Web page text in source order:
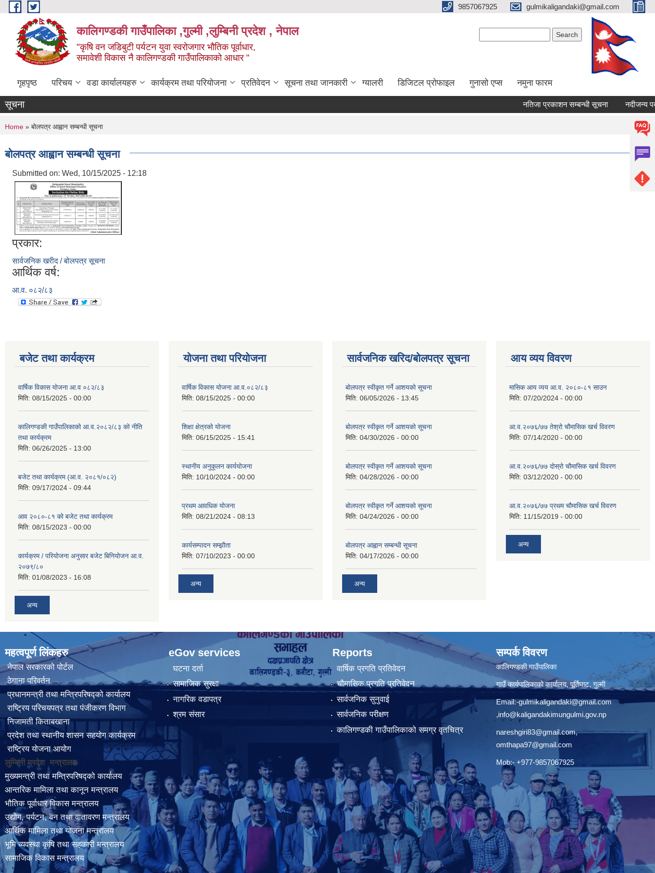
Skip to main content 9857067925 gulmikaligandaki@gmail.com
कालिगण्डकी गाउँपालिका ,गुल्मी ,लुम्बिनी प्रदेश , नेपाल
"कृषि वन जडिबुटी पर्यटन युवा स्वरोजगार भौतिक पूर्वाधार,
समावेशी विकास नै कालिगण्डकी गाउँपालिकाको आधार "
गृहपृष्ठ परिचय वडा कार्यालयहरु कार्यक्रम तथा परियोजना प्रतिवेदन सूचना तथा जानकारी ग्यालरी डिजिटल प्रोफाइल गुनासो एप्स नमुना फारम
सूचना नतिजा प्रकाशन सम्बन्धी सूचना नदीजन्य
You are here
Home » बोलपत्र आह्वान सम्बन्धी सूचना
बोलपत्र आह्वान सम्बन्धी सूचना
Submitted on: Wed, 10/15/2025 - 12:18
प्रकार:
सार्वजनिक खरीद / बोलपत्र सूचना
आर्थिक वर्ष:
आ.व. ०८२/८३
बजेट तथा कार्यक्रम
वार्षिक विकास योजना आ.व ०८२/८३
मिति: 08/15/2025 - 00:00
कालिगण्डकी गाउँपालिकाको आ.व.२०८२/८३ को नीति
तथा कार्यक्रम
मिति: 06/26/2025 - 13:00
बजेट तथा कार्यक्रम (आ.व. २०८१/०८२)
मिति: 09/17/2024 - 09:44
आव २०८०-८१ को बजेट तथा कार्यक्रम
मिति: 08/15/2023 - 00:00
कार्यक्रम / परियोजना अनुसार बजेट बिनियोजन आ.व.
२०७९/८०
मिति: 01/08/2023 - 16:08
अन्य
योजना तथा परियोजना
वार्षिक विकास योजना आ.व.०८२/८३
मिति: 08/15/2025 - 00:00
शिक्षा क्षेत्रको योजना
मिति: 06/15/2025 - 15:41
स्थानीय अनुकूलन कार्ययोजना
मिति: 10/10/2024 - 00:00
प्रथम आवधिक योजना
मिति: 08/21/2024 - 08:13
कार्यसम्पादन सम्झौता
मिति: 07/10/2023 - 00:00
अन्य
सार्वजनिक खरिद/बोलपत्र सूचना
बोलपत्र स्वीकृत गर्ने आशयको सूचना
मिति: 06/05/2026 - 13:45
बोलपत्र स्वीकृत गर्ने आशयको सूचना
मिति: 04/30/2026 - 00:00
बोलपत्र स्वीकृत गर्ने आशयको सूचना
मिति: 04/28/2026 - 00:00
बोलपत्र स्वीकृत गर्ने आशयको सूचना
मिति: 04/24/2026 - 00:00
बोलपत्र आह्वान सम्बन्धी सूचना
मिति: 04/17/2026 - 00:00
अन्य
आय व्यय विवरण
मासिक आय व्यय आ.व. २०८०-८१ साउन
मिति: 07/20/2024 - 00:00
आ.व.२०७६/७७ तेश्रो चौमासिक खर्च विवरण
मिति: 07/14/2020 - 00:00
आ.व.२०७६/७७ दोस्रो चौमासिक खर्च विवरण
मिति: 03/12/2020 - 00:00
आ.व.२०७६/७७ प्रथम चौमासिक खर्च विवरण
मिति: 11/15/2019 - 00:00
अन्य
महत्वपूर्ण लिंकहरु
नेपाल सरकारको पोर्टल
ठेगाना परिवर्तन
प्रधानमन्त्री तथा मन्त्रिपरिषद्को कार्यालय
राष्ट्रिय परिचयपत्र तथा पंजीकरण विभाग
निजामती किताबखाना
प्रदेश तथा स्थानीय शासन सहयोग कार्यक्रम
राष्ट्रिय योजना आयोग
लुम्बिनी प्रदेश मन्त्रालय
मुख्यमन्त्री तथा मन्त्रिपरिषद्को कार्यालय
आन्तरिक मामिला तथा कानून मन्त्रालय
भौतिक पूर्वाधार विकास मन्त्रालय
उद्योग, पर्यटन, वन तथा वातावरण मन्त्रालय
आर्थिक मामिला तथा योजना मन्त्रालय
भूमि व्यवस्था कृषि तथा सहकारी मन्त्रालय
सामाजिक विकास मन्त्रालय
eGov services
घटना दर्ता
सामाजिक सुरक्षा
नागरिक वडापत्र
श्रम संसार
Reports
वार्षिक प्रगति प्रतिवेदन
चौमासिक प्रगति प्रतिवेदन
सार्वजनिक सुनुवाई
सार्वजनिक परीक्षण
कालिगण्डकी गाउँपालिकाको समग्र वृतचित्र
सम्पर्क विवरण
कालिगण्डकी गाउँपालिका
गाउँ कार्यपालिकाको कार्यालय, पूर्तिघाट, गुल्मी
Email:-gulmikaligandaki@gmail.com
,info@kaligandakimungulmi.gov.np
nareshgiri83@gmail.com,
omthapa97@gmail.com
Mob:- +977-9857067925